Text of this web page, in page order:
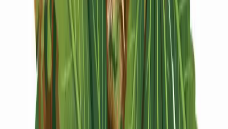
Vapes & Zubehör